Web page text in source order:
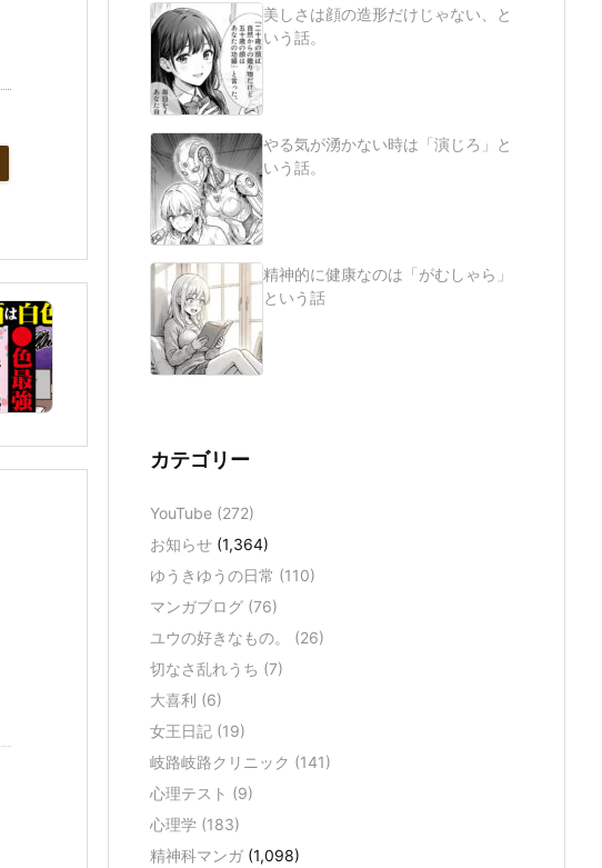
美しさは顔の造形だけじゃない、と
いう話。
やる気が湧かない時は「演じろ」と
いう話。
精神的に健康なのは「がむしゃら」
という話
カテゴリー
YouTube (272)
お知らせ (1,364)
ゆうきゆうの日常 (110)
マンガブログ (76)
ユウの好きなもの。 (26)
切なさ乱れうち (7)
大喜利 (6)
女王日記 (19)
岐路岐路クリニック (141)
心理テスト (9)
心理学 (183)
精神科マンガ (1,098)